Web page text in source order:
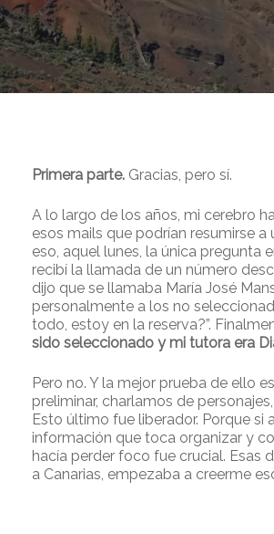
Primera parte. Gracias, pero sí.
A lo largo de los años, mi cerebro
esos mails que podrían resumirse a
eso, aquel lunes, la única pregunta
recibí la llamada de un número
dijo que se llamaba María José
personalmente a los no
todo, estoy en la reserva?”.
sido seleccionado y mi tutora era
Pero no. Y la mejor prueba de ello
preliminar, charlamos de
Esto último fue liberador. Porque si
información que toca organizar y
hacía perder foco fue crucial. Esas
a Canarias, empezaba a creerme